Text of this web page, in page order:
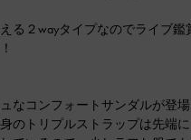
る２wayタイプなのでライブ鑑
なコンフォートサンダルが登場
のトリプルストラップは先端